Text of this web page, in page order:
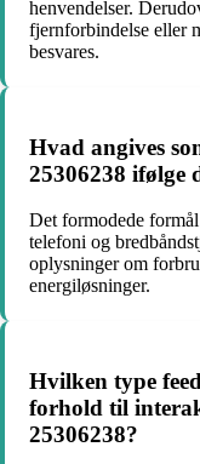
henvendelser.
fjernforbindelse eller
besvares.
Hvad angives
25306238 ifølge
Det formodede
telefoni og
oplysninger om
energiløsninger.
Hvilken type
forhold til
25306238?